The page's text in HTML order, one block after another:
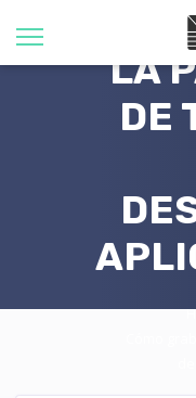
LA
DE